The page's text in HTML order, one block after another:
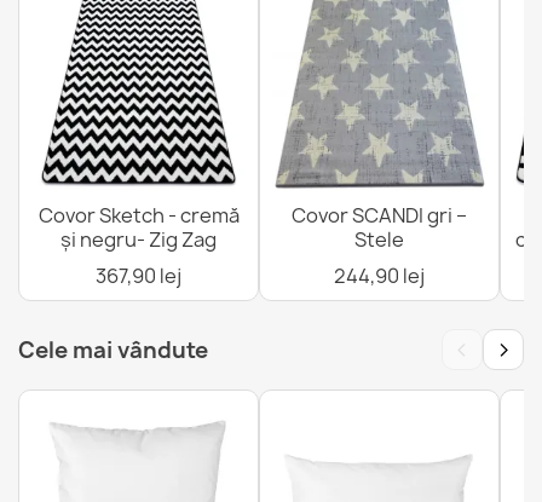
Covor Sketch - cremă
și negru- Zig Zag
367,90 lej
Covor SCANDI gri –
Stele
244,90 lej
Cele mai vândute ‹ ›